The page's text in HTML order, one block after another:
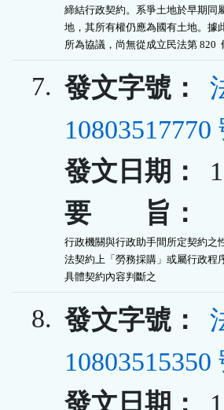
締結行政契約。系爭土地於早期同
地，其所有權仍應為國有土地。據
所為協議，尚無從成立民法第 820
7. 發文字號：
10803517770
發文日期：
要 旨：
行政機關與行政助手間所定契約之
法契約上「勞務採購」或屬行政程
具體契約內容判斷之
8. 發文字號：
10803515350
發文日期：